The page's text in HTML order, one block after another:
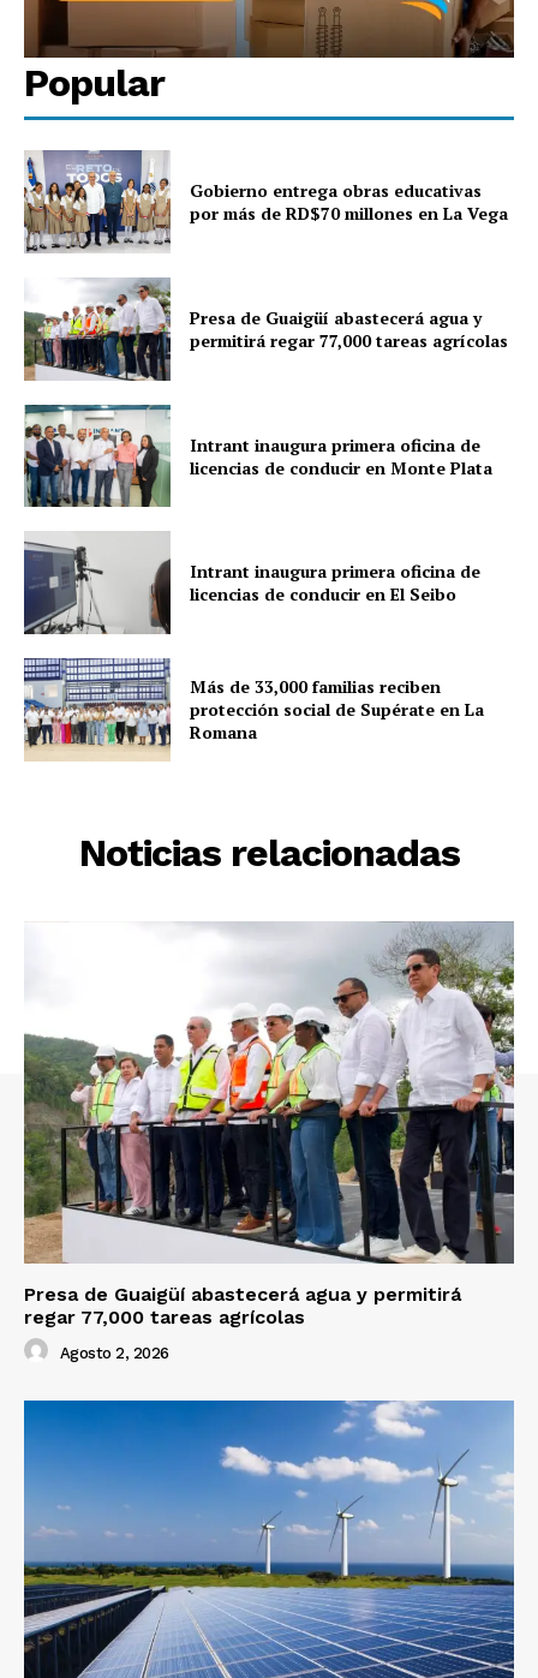
Popular
Gobierno entrega obras educativas
por más de RD$70 millones en La Vega
Presa de Guaigüí abastecerá agua y
permitirá regar 77,000 tareas agrícolas
Intrant inaugura primera oficina de
licencias de conducir en Monte Plata
Intrant inaugura primera oficina de
licencias de conducir en El Seibo
Más de 33,000 familias reciben
protección social de Supérate en La
Romana
Noticias relacionadas
Presa de Guaigüí abastecerá agua y permitirá
regar 77,000 tareas agrícolas
Agosto 2, 2026